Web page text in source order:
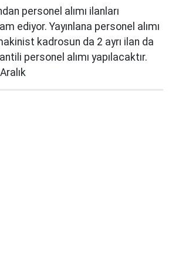
personel alımı ilanları
ediyor. Yayınlana personel alımı
kadrosun da 2 ayrı ilan da
personel alımı yapılacaktır.